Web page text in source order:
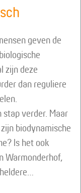
geven de
zijn deze
dan reguliere
stap verder. Maar
biodynamische
Is het ook
Warmonderhof,